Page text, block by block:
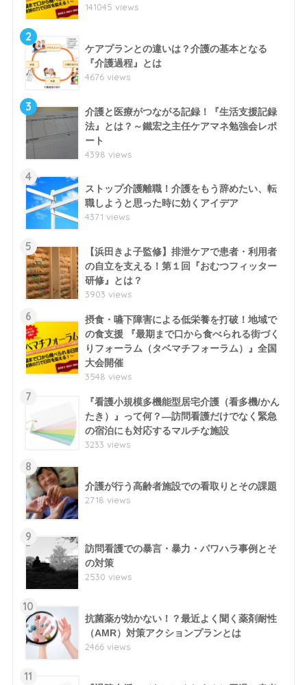
141045 views
2
ケアプランとの違いは？介護の基本となる
『介護過程』とは
4676 views
3
介護と医療がつながる記録！『生活支援記録
法』とは？～鐵宏之主任ケアマネ勉強会レポ
ート
4398 views
4
ストップ介護離職！介護をもう辞めたい、転
職しようと思った時に効くアイデア
4371 views
5
【浜田きよ子監修】排泄ケアで患者・利用者
の自立を支える！第１回『おむつフィッター
研修』とは？
3903 views
6
摂食・嚥下障害による低栄養を打破！地域で
の食支援 『最期まで口から食べられる街づく
りフォーラム（タベマチフォーラム）』全国
大会開催
3548 views
7
『看護小規模多機能型居宅介護（看多機/かん
たき）』って何？―訪問看護だけでなく緊急
の宿泊にも対応するマルチな施設
3233 views
8
介護が行う高齢者施設での看取りとその課題
2718 views
9
訪問看護での暴言・暴力・パワハラ事例とそ
の対策
2530 views
10
抗菌薬が効かない！？最近よく聞く薬剤耐性
（AMR）対策アクションプランとは
2466 views
11